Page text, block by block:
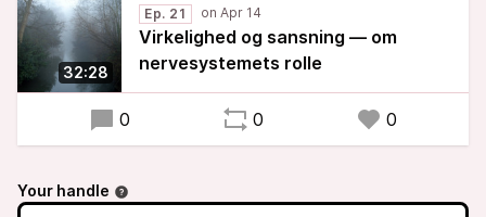
Med udgangspunkt i Maturana og Varelas begreb
om autopoiese argumenterer jeg for, at guder og
andre religiøse fænomener er mindst lige så
virkelige som farver, der heller ikke kan siges at
eksistere uafhængigt af det menneskelige
32:28
Ep. 21
Virkelighed og sansning — om
nervesystemets rolle
0 0 0
Your handle